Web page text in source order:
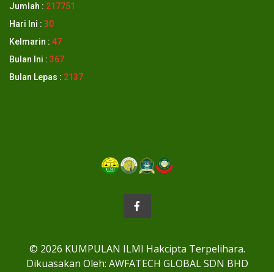
Jumlah : 217751
Hari Ini : 30
Kelmarin : 47
Bulan Ini : 367
Bulan Lepas : 2137
© 2026 KUMPULAN ILMI Hakcipta Terpelihara.
Dikuasakan Oleh: AWFATECH GLOBAL SDN BHD